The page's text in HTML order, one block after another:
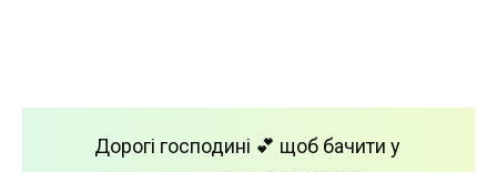
Дорогі господині 💕 щоб бачити у